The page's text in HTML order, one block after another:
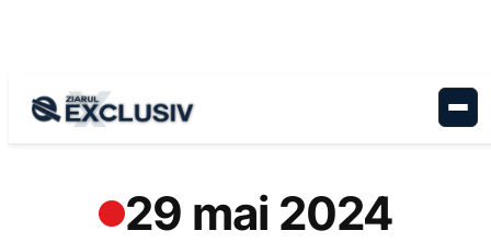
29 mai 2024